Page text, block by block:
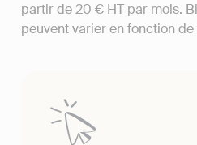
partir de 20 € HT par mois.
peuvent varier en fonction de